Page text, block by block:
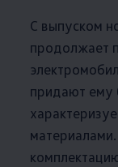
С выпуском
продолжает
придают ему